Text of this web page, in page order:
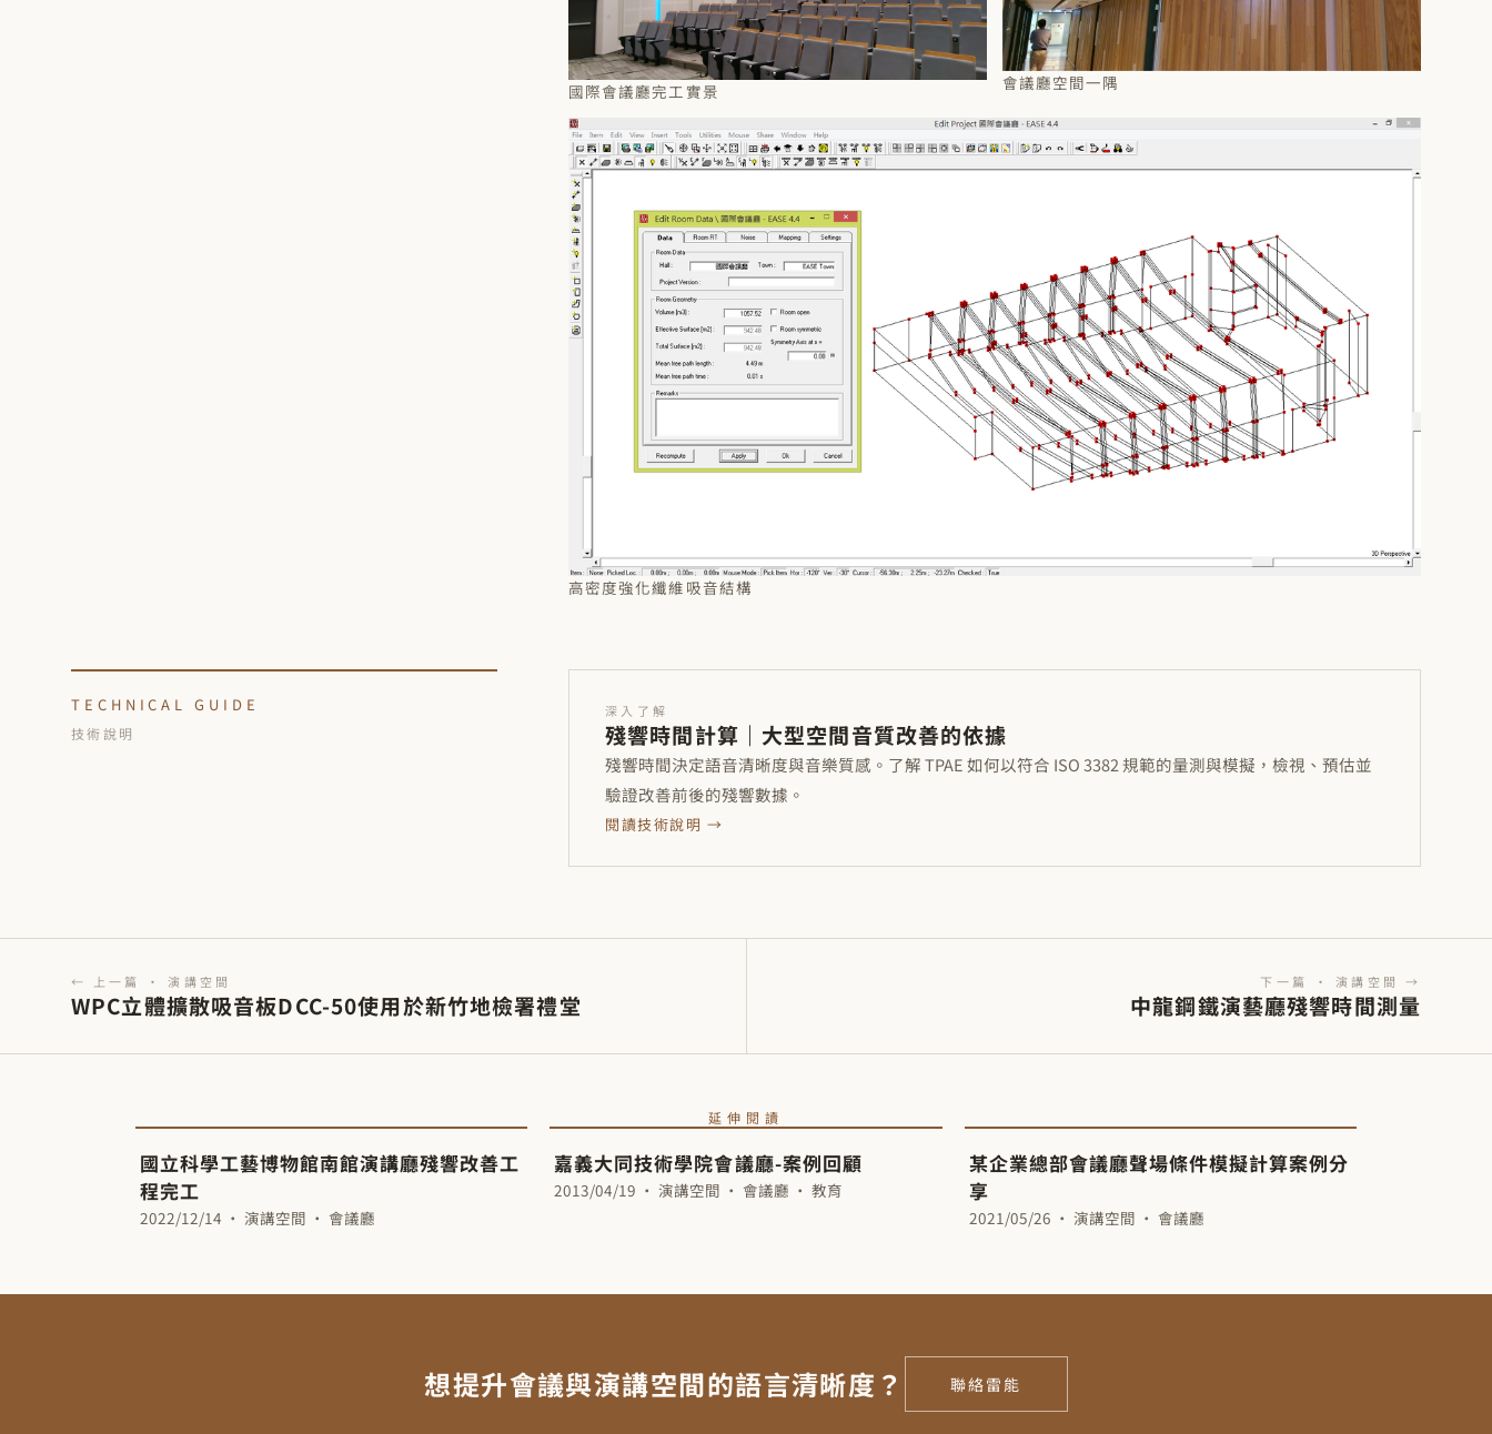
國際會議廳完工實景 會議廳空間一隅
高密度強化纖維吸音結構
TECHNICAL GUIDE
技術說明
深入了解
殘響時間計算｜大型空間音質改善的依據
殘響時間決定語音清晰度與音樂質感。了解 TPAE 如何以符合 ISO 3382 規範的量測與模擬，檢視、預估並
驗證改善前後的殘響數據。
閱讀技術說明 →
← 上一篇 · 演講空間
WPC立體擴散吸音板DCC-50使用於新竹地檢署禮堂
下一篇 · 演講空間 →
中龍鋼鐵演藝廳殘響時間測量
延伸閱讀
國立科學工藝博物館南館演講廳殘響改善工
程完工
2022/12/14 · 演講空間 · 會議廳
嘉義大同技術學院會議廳-案例回顧
2013/04/19 · 演講空間 · 會議廳 · 教育
某企業總部會議廳聲場條件模擬計算案例分
享
2021/05/26 · 演講空間 · 會議廳
想提升會議與演講空間的語言清晰度？ 聯絡雷能